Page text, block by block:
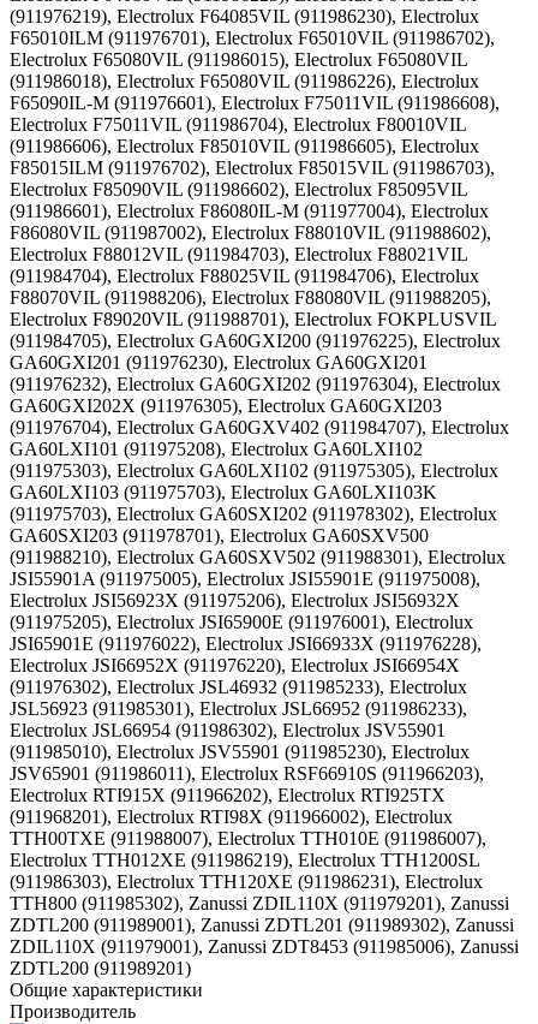
(911976219), Electrolux F64085VIL (911986230), Electrolux
F65010ILM (911976701), Electrolux F65010VIL (911986702),
Electrolux F65080VIL (911986015), Electrolux F65080VIL
(911986018), Electrolux F65080VIL (911986226), Electrolux
F65090IL-M (911976601), Electrolux F75011VIL (911986608),
Electrolux F75011VIL (911986704), Electrolux F80010VIL
(911986606), Electrolux F85010VIL (911986605), Electrolux
F85015ILM (911976702), Electrolux F85015VIL (911986703),
Electrolux F85090VIL (911986602), Electrolux F85095VIL
(911986601), Electrolux F86080IL-M (911977004), Electrolux
F86080VIL (911987002), Electrolux F88010VIL (911988602),
Electrolux F88012VIL (911984703), Electrolux F88021VIL
(911984704), Electrolux F88025VIL (911984706), Electrolux
F88070VIL (911988206), Electrolux F88080VIL (911988205),
Electrolux F89020VIL (911988701), Electrolux FOKPLUSVIL
(911984705), Electrolux GA60GXI200 (911976225), Electrolux
GA60GXI201 (911976230), Electrolux GA60GXI201
(911976232), Electrolux GA60GXI202 (911976304), Electrolux
GA60GXI202X (911976305), Electrolux GA60GXI203
(911976704), Electrolux GA60GXV402 (911984707), Electrolux
GA60LXI101 (911975208), Electrolux GA60LXI102
(911975303), Electrolux GA60LXI102 (911975305), Electrolux
GA60LXI103 (911975703), Electrolux GA60LXI103K
(911975703), Electrolux GA60SXI202 (911978302), Electrolux
GA60SXI203 (911978701), Electrolux GA60SXV500
(911988210), Electrolux GA60SXV502 (911988301), Electrolux
JSI55901A (911975005), Electrolux JSI55901E (911975008),
Electrolux JSI56923X (911975206), Electrolux JSI56932X
(911975205), Electrolux JSI65900E (911976001), Electrolux
JSI65901E (911976022), Electrolux JSI66933X (911976228),
Electrolux JSI66952X (911976220), Electrolux JSI66954X
(911976302), Electrolux JSL46932 (911985233), Electrolux
JSL56923 (911985301), Electrolux JSL66952 (911986233),
Electrolux JSL66954 (911986302), Electrolux JSV55901
(911985010), Electrolux JSV55901 (911985230), Electrolux
JSV65901 (911986011), Electrolux RSF66910S (911966203),
Electrolux RTI915X (911966202), Electrolux RTI925TX
(911968201), Electrolux RTI98X (911966002), Electrolux
TTH00TXE (911988007), Electrolux TTH010E (911986007),
Electrolux TTH012XE (911986219), Electrolux TTH1200SL
(911986303), Electrolux TTH120XE (911986231), Electrolux
TTH800 (911985302), Zanussi ZDIL110X (911979201), Zanussi
ZDTL200 (911989001), Zanussi ZDTL201 (911989302), Zanussi
ZDIL110X (911979001), Zanussi ZDT8453 (911985006), Zanussi
ZDTL200 (911989201)
Общие характеристики
Производитель